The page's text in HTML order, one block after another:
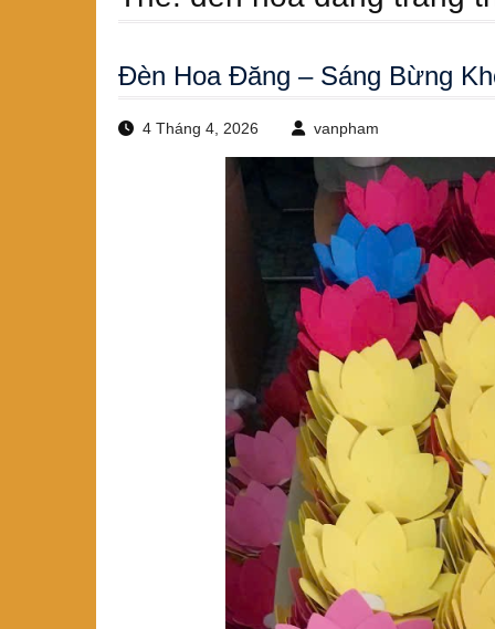
Đèn Hoa Đăng – Sáng Bừng
4 Tháng 4, 2026 vanpham